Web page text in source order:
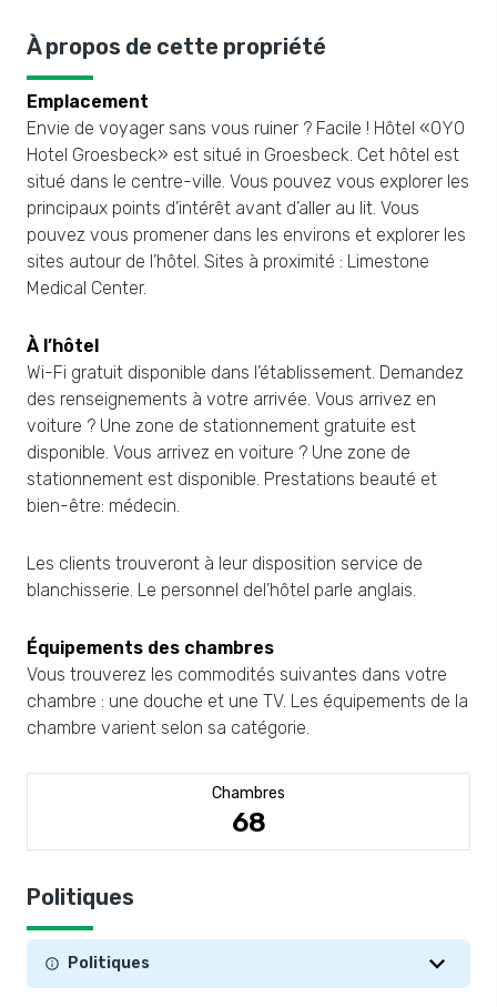
À propos de cette propriété
Emplacement
Envie de voyager sans vous ruiner ? Facile ! Hôtel «OYO
Hotel Groesbeck» est situé in Groesbeck. Cet hôtel est
situé dans le centre-ville. Vous pouvez vous explorer les
principaux points d’intérêt avant d’aller au lit. Vous
pouvez vous promener dans les environs et explorer les
sites autour de l’hôtel. Sites à proximité : Limestone
Medical Center.
À l’hôtel
Wi-Fi gratuit disponible dans l’établissement. Demandez
des renseignements à votre arrivée. Vous arrivez en
voiture ? Une zone de stationnement gratuite est
disponible. Vous arrivez en voiture ? Une zone de
stationnement est disponible. Prestations beauté et
bien-être: médecin.
Les clients trouveront à leur disposition service de
blanchisserie. Le personnel del’hôtel parle anglais.
Équipements des chambres
Vous trouverez les commodités suivantes dans votre
chambre : une douche et une TV. Les équipements de la
chambre varient selon sa catégorie.
Chambres
68
Politiques
Politiques